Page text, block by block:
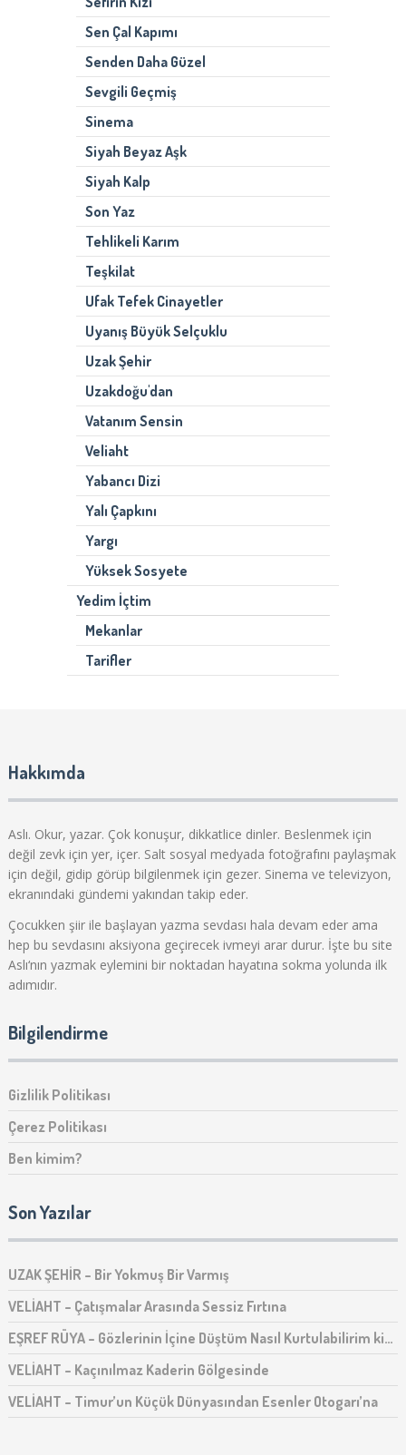
Sen Çal Kapımı
Senden Daha Güzel
Sevgili Geçmiş
Sinema
Siyah Beyaz Aşk
Siyah Kalp
Son Yaz
Tehlikeli Karım
Teşkilat
Ufak Tefek Cinayetler
Uyanış Büyük Selçuklu
Uzak Şehir
Uzakdoğu'dan
Vatanım Sensin
Veliaht
Yabancı Dizi
Yalı Çapkını
Yargı
Yüksek Sosyete
Yedim İçtim
Mekanlar
Tarifler
Hakkımda
Aslı. Okur, yazar. Çok konuşur, dikkatlice dinler. Beslenmek için
değil zevk için yer, içer. Salt sosyal medyada fotoğrafını paylaşmak
için değil, gidip görüp bilgilenmek için gezer. Sinema ve televizyon,
ekranındaki gündemi yakından takip eder.
Çocukken şiir ile başlayan yazma sevdası hala devam eder ama
hep bu sevdasını aksiyona geçirecek ivmeyi arar durur. İşte bu site
Aslı‘nın yazmak eylemini bir noktadan hayatına sokma yolunda ilk
adımıdır.
Bilgilendirme
Gizlilik Politikası
Çerez Politikası
Ben kimim?
Son Yazılar
UZAK ŞEHİR – Bir Yokmuş Bir Varmış
VELİAHT – Çatışmalar Arasında Sessiz Fırtına
EŞREF RÜYA – Gözlerinin İçine Düştüm Nasıl Kurtulabilirim ki…
VELİAHT – Kaçınılmaz Kaderin Gölgesinde
VELİAHT – Timur’un Küçük Dünyasından Esenler Otogarı’na